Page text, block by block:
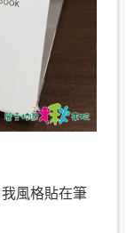
風格貼在筆